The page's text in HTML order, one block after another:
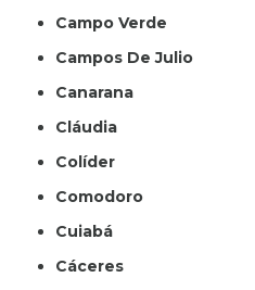
Campo Verde
Campos De Julio
Canarana
Cláudia
Colíder
Comodoro
Cuiabá
Cáceres